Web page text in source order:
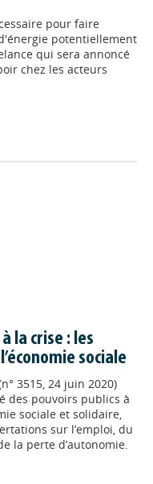
pour faire
potentiellement
qui sera annoncé
chez les acteurs
la crise : les
sociale
3515, 24 juin 2020)
des pouvoirs publics à
sociale et solidaire,
sur l’emploi, du
la perte d’autonomie.